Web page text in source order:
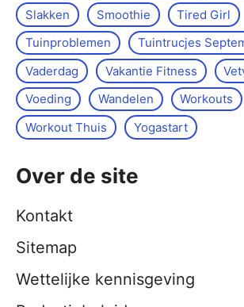
Slakken
Smoothie
Tired Girl
Tuinproblemen
Tuintrucjes
Vaderdag
Vakantie Fitness
Voeding
Wandelen
Workouts
Workout Thuis
Yoga­start
Over de site
Kontakt
Sitemap
Wettelijke kennisgeving